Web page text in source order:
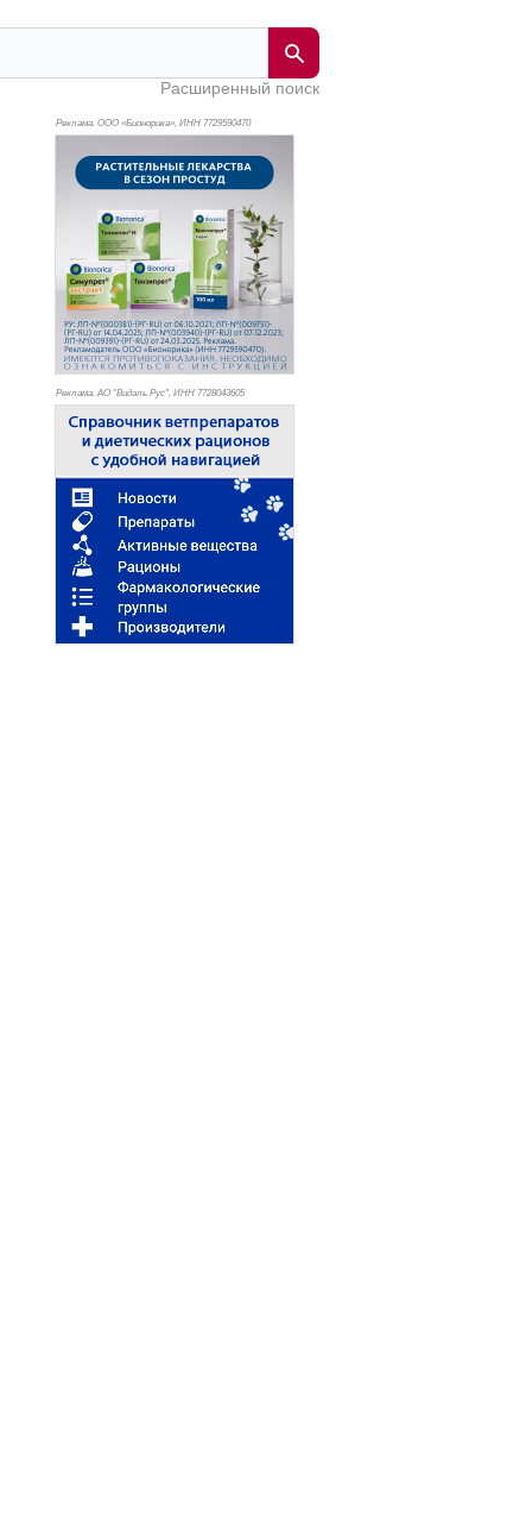
Расширенный поиск
Реклама. ООО «Бионорика», ИНН 7729590470
Реклама. АО "Видаль Рус", ИНН 7728043605